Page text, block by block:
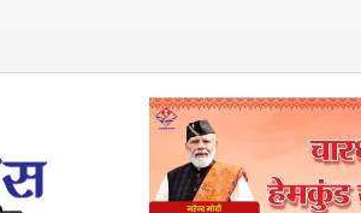
द्वारा लगाए गए कावड़ शिविर में पहुंच वरिष्ठ भाजपा नेत्री रश्मि